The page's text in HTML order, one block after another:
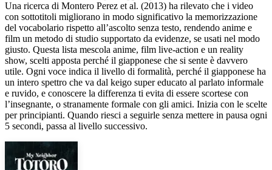
Una ricerca di Montero Perez et al. (2013) ha rilevato che i video
con sottotitoli migliorano in modo significativo la memorizzazione
del vocabolario rispetto all’ascolto senza testo, rendendo anime e
film un metodo di studio supportato da evidenze, se usati nel modo
giusto. Questa lista mescola anime, film live-action e un reality
show, scelti apposta perché il giapponese che si sente è davvero
utile. Ogni voce indica il livello di formalità, perché il giapponese ha
un intero spettro che va dal keigo super educato al parlato informale
e ruvido, e conoscere la differenza ti evita di essere scortese con
l’insegnante, o stranamente formale con gli amici. Inizia con le scelte
per principianti. Quando riesci a seguirle senza mettere in pausa ogni
5 secondi, passa al livello successivo.